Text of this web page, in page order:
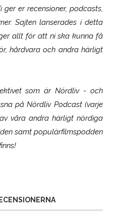
er recensioner, podcasts,
Sajten lanserades i detta
allt för att ni ska kunna få
hårdvara och andra härligt
som ärNördliv- och
på Nördliv Podcast (varje
våra andra härligt nördiga
samt populärfilmspodden